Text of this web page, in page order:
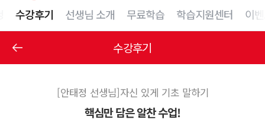
수강후기 선생님 소개 무료학습 학습지원센터 이
수강후기
[안태정 선생님]자신 있게 기초 말하기
핵심만 담은 알찬 수업!